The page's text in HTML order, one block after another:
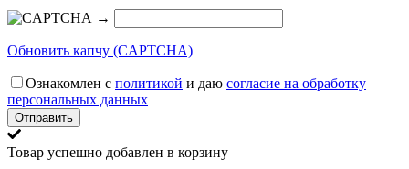
→
Обновить капчу (CAPTCHA)
Ознакомлен с политикой и даю согласие на обработку
персональных данных
Товар успешно добавлен в корзину